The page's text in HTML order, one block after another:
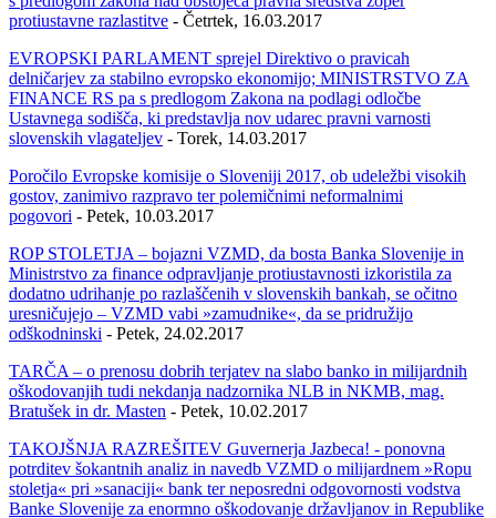
protiustavne razlastitve - Četrtek, 16.03.2017
EVROPSKI PARLAMENT sprejel Direktivo o pravicah
delničarjev za stabilno evropsko ekonomijo; MINISTRSTVO ZA
FINANCE RS pa s predlogom Zakona na podlagi odločbe
Ustavnega sodišča, ki predstavlja nov udarec pravni varnosti
slovenskih vlagateljev - Torek, 14.03.2017
Poročilo Evropske komisije o Sloveniji 2017, ob udeležbi visokih
gostov, zanimivo razpravo ter polemičnimi neformalnimi
pogovori - Petek, 10.03.2017
ROP STOLETJA – bojazni VZMD, da bosta Banka Slovenije in
Ministrstvo za finance odpravljanje protiustavnosti izkoristila za
dodatno udrihanje po razlaščenih v slovenskih bankah, se očitno
uresničujejo – VZMD vabi »zamudnike«, da se pridružijo
odškodninski - Petek, 24.02.2017
TARČA – o prenosu dobrih terjatev na slabo banko in milijardnih
oškodovanjih tudi nekdanja nadzornika NLB in NKMB, mag.
Bratušek in dr. Masten - Petek, 10.02.2017
TAKOJŠNJA RAZREŠITEV Guvernerja Jazbeca! - ponovna
potrditev šokantnih analiz in navedb VZMD o milijardnem »Ropu
stoletja« pri »sanaciji« bank ter neposredni odgovornosti vodstva
Banke Slovenije za enormno oškodovanje državljanov in Republike